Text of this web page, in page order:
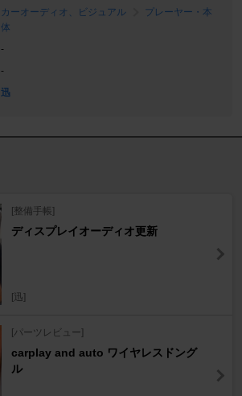
カーオーディオ、ビジュアル
プレーヤー・本
体
-
-
迅
[整備手帳]
ディスプレイオーディオ更新
[迅]
[パーツレビュー]
carplay and auto ワイヤレスドング
ル